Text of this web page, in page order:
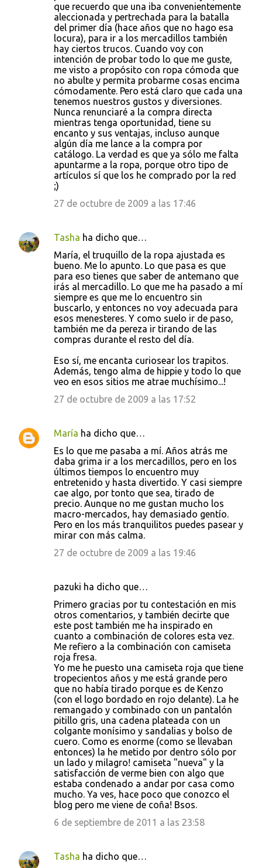
que recuerdo que una iba convenientemente
aleccionada y pertrechada para la batalla
del primer día (hace años que no hago esa
locura), para ir a los mercadillos también
hay ciertos trucos. Cuando voy con
intención de probar todo lo que me guste,
me visto a propósito con ropa cómoda que
no abulte y permita probarme cosas encima
cómodamente. Pero está claro que cada una
tenemos nuestros gustos y diversiones.
Nunca renunciaré a la compra directa
mientras tenga oportunidad, tiene su
encanto y sus ventajas, incluso aunque
algún día me lance a la compra por
catálogo. La verdad es que ya sólo me falta
apuntarme a la ropa, porque otro tipo de
artículos sí que los he comprado por la red
;)
27 de octubre de 2009 a las 17:46
Tasha ha dicho que…
María, el truquillo de la ropa ajustada es
bueno. Me lo apunto. Lo que pasa es que
para eso tienes que saber de antemano que
irás al mercadillo. Lo que me ha pasado a mí
siempre es que me lo encuentro sin
buscarlo, y entonces no voy adecuada para
esos menesteres. Y como suelo ir de paso,
también me da pereza ir tirando de las
compras durante el resto del día.
Eso sí, me encanta curiosear los trapitos.
Además, tengo alma de hippie y todo lo que
veo en esos sitios me atrae muchísimo...!
27 de octubre de 2009 a las 17:52
María ha dicho que…
Es lo que me pasaba a mí. Años atrás me
daba grima ir a los mercadillos, pero en los
últimos tiempos lo encuentro muy
entretenido y hasta divertido. Y casi siempre
cae algo, por tonto que sea, tirado de
precio. Aunque no me gustan mucho los
macro-mercados, hay demasiado gentío.
Pero en los más tranquilitos puedes pasear y
mirar con más calma.
27 de octubre de 2009 a las 19:46
pazuki ha dicho que…
Primero gracias por tu contestación en mis
otros comentarios, y también decirte que
este post también me ha inspirado en
cuanto a combinación de colores esta vez.
Me refiero a la combinación con camiseta
roja fresa.
Yo me he puesto una camiseta roja que tiene
tropecientos años y me está grande pero
que no había tirado porque es de Kenzo
(con el logo bordado en rojo delante). La he
remangado y combinado con un pantalón
pitillo gris, una cadena plateada con un
colgante monísimo y sandalias y bolso de
cuero. Como es enorme (como se llevaban
entonces) la he metido por dentro sólo por
un lado y milagro! camiseta "nueva" y la
satisfacción de verme bien con algo que
estaba condenado a andar por casa como
mucho. Ya ves, hace poco que conozco el
blog pero me viene de coña! Bsos.
6 de septiembre de 2011 a las 23:58
Tasha ha dicho que…